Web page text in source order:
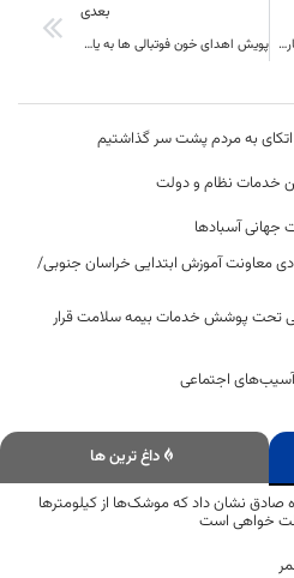
هم اکنون 123 بیمار با علائم بیماری حاد تنفسی در بیمارستان های خراسان جنوبی بستری هستند
بعدی
پویش اهدای خون فوتبالی ها به یاد علی انصاریان و مهرداد میناوند برپا می شود
به مردم پشت سر گذاشتیم
خدمات نظام و دولت
جهانی آسبادها
معاونت آموزش ابتدایی خراسان جنوبی/
تحت پوشش خدمات بیمه سلامت قرار
آسیب‌های اجتماعی
داغ ترین ها
صادق نشان داد که موشک‌ها از کیلومترها
خواهی است